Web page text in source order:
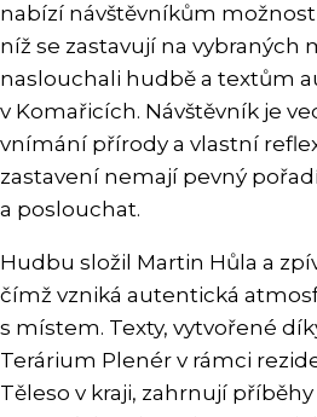
nabízí návštěvníkům
níž se zastavují na vybraných
naslouchali hudbě a textům
v Komařicích. Návštěvník je
vnímání přírody a vlastní
zastavení nemají pevný
a poslouchat.
Hudbu složil Martin Hůla a
čímž vzniká autentická
s místem. Texty, vytvořené
Terárium Plenér v rámci
Těleso v kraji, zahrnují